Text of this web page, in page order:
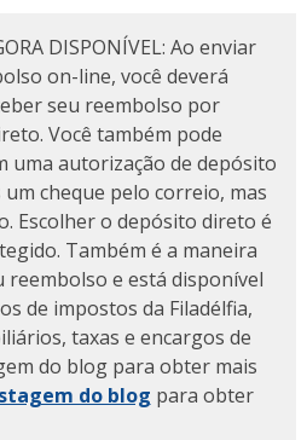
DISPONÍVEL: Ao enviar
on-line, você deverá
seu reembolso por
Você também pode
uma autorização de depósito
cheque pelo correio, mas
Escolher o depósito direto é
Também é a maneira
reembolso e está disponível
de impostos da Filadélfia,
taxas e encargos de
do blog para obter mais
do blog para obter